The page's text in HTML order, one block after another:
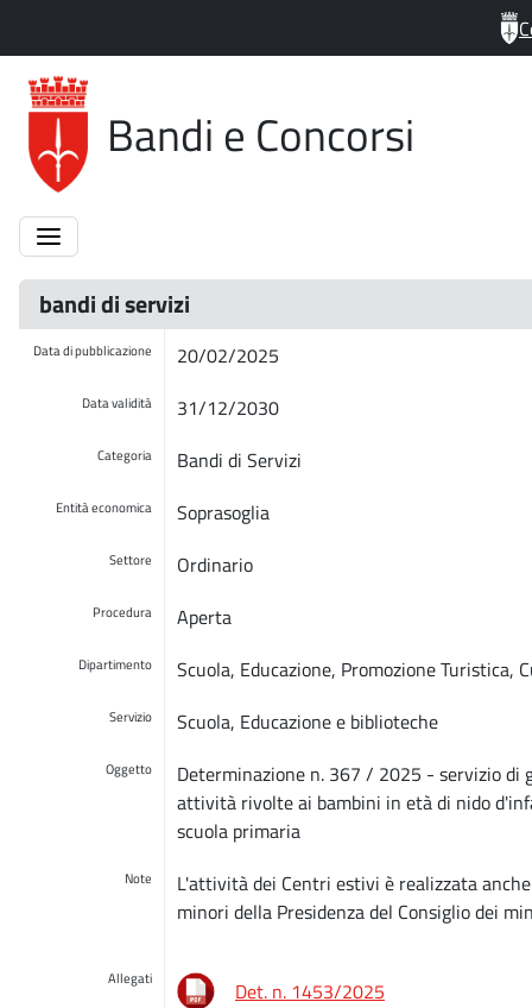
Bandi e Concorsi
bandi di servizi
Data di pubblicazione 20/02/2025
Data validità 31/12/2030
Categoria Bandi di Servizi
Entità economica Soprasoglia
Settore Ordinario
Procedura Aperta
Dipartimento Scuola, Educazione, Promozione Turistica,
Servizio Scuola, Educazione e biblioteche
Oggetto
Determinazione n. 367 / 2025 - servizio
attività rivolte ai bambini in età di nido
scuola primaria
Note
L'attività dei Centri estivi è realizzata
minori della Presidenza del Consiglio dei
Allegati
Det. n. 1453/2025